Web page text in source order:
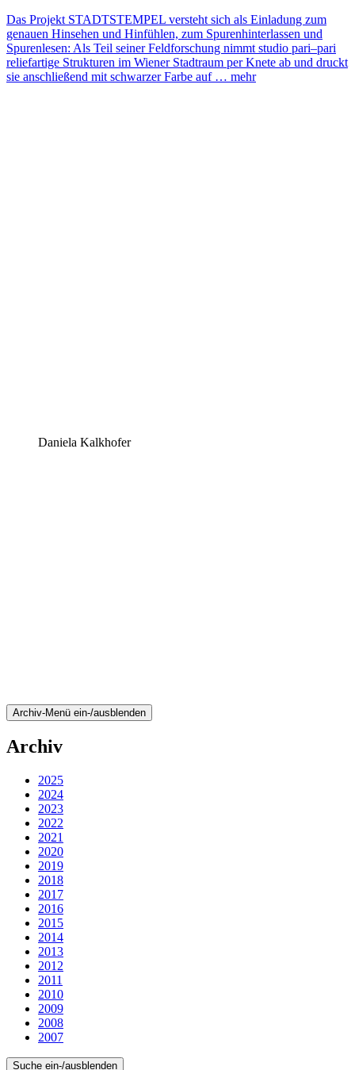
Das Projekt STADTSTEMPEL versteht sich als Einladung zum
genauen Hinsehen und Hinfühlen, zum Spurenhinterlassen und
Spurenlesen: Als Teil seiner Feldforschung nimmt studio pari–pari
reliefartige Strukturen im Wiener Stadtraum per Knete ab und druckt
sie anschließend mit schwarzer Farbe auf … mehr
Daniela Kalkhofer
Archiv-Menü ein-/ausblenden
Archiv
2025
2024
2023
2022
2021
2020
2019
2018
2017
2016
2015
2014
2013
2012
2011
2010
2009
2008
2007
Suche ein-/ausblenden